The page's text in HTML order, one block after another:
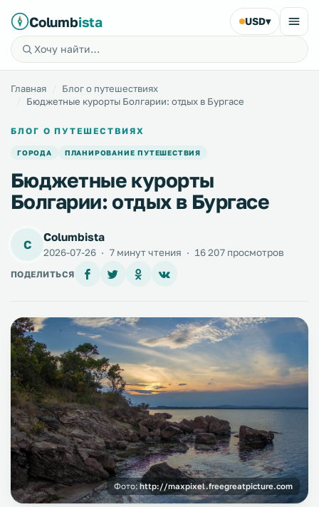
Columbista USD▾
Главная
Блог о путешествиях
Бюджетные курорты Болгарии: отдых в Бургасе
БЛОГ О ПУТЕШЕСТВИЯХ
ГОРОДА ПЛАНИРОВАНИЕ ПУТЕШЕСТВИЯ
Бюджетные курорты
Болгарии: отдых в Бургасе
C
Columbista
2026-07-26 · 7 минут чтения · 16 207 просмотров
ПОДЕЛИТЬСЯ
Фото: http://maxpixel.freegreatpicture.com